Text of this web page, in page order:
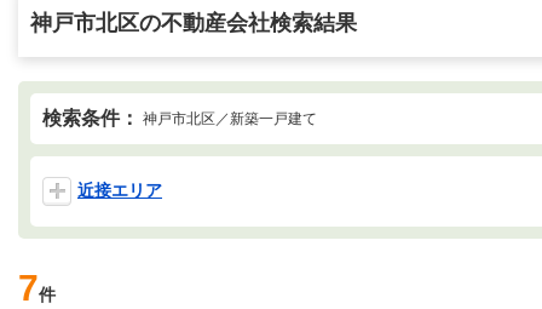
神戸市北区の不動産会社検索結果
検索条件： 神戸市北区／新築一戸建て
近接エリア
7件